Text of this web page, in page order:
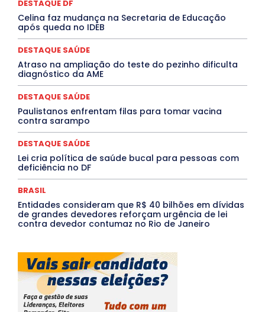
PROCESSO SELETIVO
PUBLIEDITORIAL
QUALIFICAÇÃO PROFISSIONAL
RESIDÊNCIA
Rio de Janeiro
Santa Catarina
Saúde Agora
TÁ FROID?
TEATRO TECNOLOGIA
TIC TAC
Tocantins
DESTAQUE DF
Celina faz mudança na Secretaria de Educação
após queda no IDEB
DESTAQUE SAÚDE
Atraso na ampliação do teste do pezinho dificulta
diagnóstico da AME
DESTAQUE SAÚDE
Paulistanos enfrentam filas para tomar vacina
contra sarampo
DESTAQUE SAÚDE
Lei cria política de saúde bucal para pessoas com
deficiência no DF
BRASIL
Entidades consideram que R$ 40 bilhões em dívidas
de grandes devedores reforçam urgência de lei
contra devedor contumaz no Rio de Janeiro